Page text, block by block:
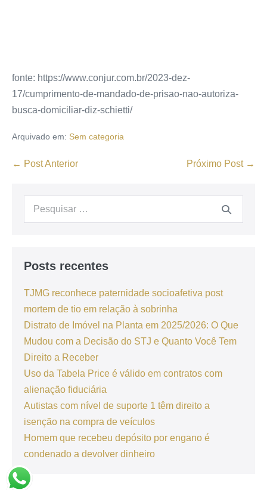
fonte: https://www.conjur.com.br/2023-dez-
17/cumprimento-de-mandado-de-prisao-nao-autoriza-
busca-domiciliar-diz-schietti/
Arquivado em: Sem categoria
← Post Anterior Próximo Post →
Posts recentes
TJMG reconhece paternidade socioafetiva post
mortem de tio em relação à sobrinha
Distrato de Imóvel na Planta em 2025/2026: O Que
Mudou com a Decisão do STJ e Quanto Você Tem
Direito a Receber
Uso da Tabela Price é válido em contratos com
alienação fiduciária
Autistas com nível de suporte 1 têm direito a
isenção na compra de veículos
Homem que recebeu depósito por engano é
condenado a devolver dinheiro